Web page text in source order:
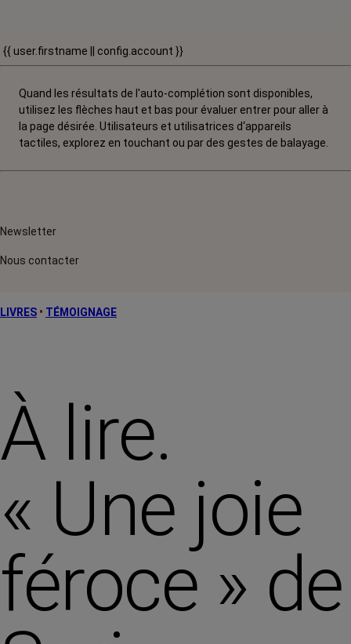
{{ user.firstname || config.account }}
Quand les résultats de l'auto-complétion sont disponibles,
utilisez les flèches haut et bas pour évaluer entrer pour aller à
la page désirée. Utilisateurs et utilisatrices d‘appareils
tactiles, explorez en touchant ou par des gestes de balayage.
Newsletter
Nous contacter
LIVRES • TÉMOIGNAGE
À lire.
« Une joie
féroce » de